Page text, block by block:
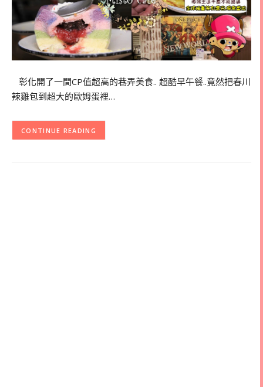
彰化開了一間CP值超高的巷弄美食.. 超酷早午餐..竟然把春川
辣雞包到超大的歐姆蛋裡…
CONTINUE READING